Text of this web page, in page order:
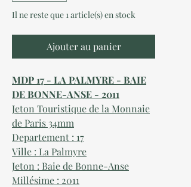
Il ne reste que 1 article(s) en stock
Ajouter au panier
MDP 17 - LA PALMYRE - BAIE
DE BONNE-ANSE - 2011
Jeton Touristique de la Monnaie
de Paris 34mm
Departement : 17
Ville : La Palmyre
Jeton : Baie de Bonne-Anse
Millésime : 2011